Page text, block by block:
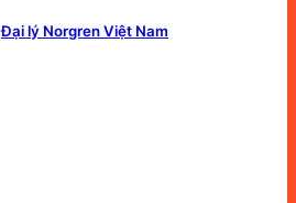
Đại lý Norgren Việt Nam